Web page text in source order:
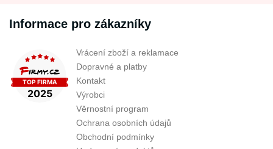
Informace pro zákazníky
Vrácení zboží a reklamace
Dopravné a platby
Kontakt
Výrobci
Věrnostní program
Ochrana osobních údajů
Obchodní podmínky